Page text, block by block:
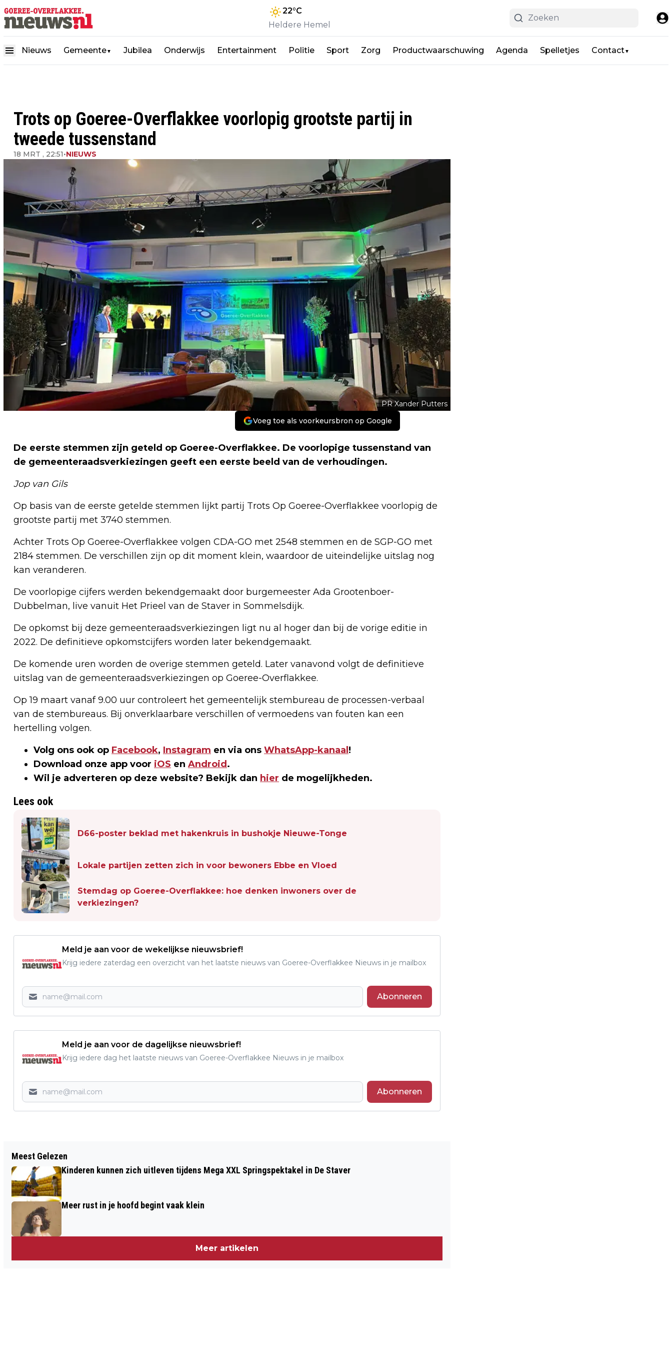
22°C
Heldere Hemel
Nieuws Gemeente▼ Jubilea Onderwijs Entertainment Politie Sport Zorg Productwaarschuwing Agenda Spelletjes Contact▼
Trots op Goeree-Overflakkee voorlopig grootste partij in
tweede tussenstand
18 MRT , 22:51•NIEUWS
PR Xander Putters
Voeg toe als voorkeursbron op Google
De eerste stemmen zijn geteld op Goeree-Overflakkee. De voorlopige tussenstand van
de gemeenteraadsverkiezingen geeft een eerste beeld van de verhoudingen.
Jop van Gils
Op basis van de eerste getelde stemmen lijkt partij Trots Op Goeree-Overflakkee voorlopig de
grootste partij met 3740 stemmen.
Achter Trots Op Goeree-Overflakkee volgen CDA-GO met 2548 stemmen en de SGP-GO met
2184 stemmen. De verschillen zijn op dit moment klein, waardoor de uiteindelijke uitslag nog
kan veranderen.
De voorlopige cijfers werden bekendgemaakt door burgemeester Ada Grootenboer-
Dubbelman, live vanuit Het Prieel van de Staver in Sommelsdijk.
De opkomst bij deze gemeenteraadsverkiezingen ligt nu al hoger dan bij de vorige editie in
2022. De definitieve opkomstcijfers worden later bekendgemaakt.
De komende uren worden de overige stemmen geteld. Later vanavond volgt de definitieve
uitslag van de gemeenteraadsverkiezingen op Goeree-Overflakkee.
Op 19 maart vanaf 9.00 uur controleert het gemeentelijk stembureau de processen-verbaal
van de stembureaus. Bij onverklaarbare verschillen of vermoedens van fouten kan een
hertelling volgen.
Volg ons ook op Facebook, Instagram en via ons WhatsApp-kanaal !
Download onze app voor iOS en Android .
Wil je adverteren op deze website? Bekijk dan hier de mogelijkheden.
Lees ook
D66-poster beklad met hakenkruis in bushokje Nieuwe-Tonge
Lokale partijen zetten zich in voor bewoners Ebbe en Vloed
Stemdag op Goeree-Overflakkee: hoe denken inwoners over de
verkiezingen?
Meld je aan voor de wekelijkse nieuwsbrief!
Krijg iedere zaterdag een overzicht van het laatste nieuws van Goeree-Overflakkee Nieuws in je mailbox
Abonneren
Meld je aan voor de dagelijkse nieuwsbrief!
Krijg iedere dag het laatste nieuws van Goeree-Overflakkee Nieuws in je mailbox
Abonneren
WINNAAR DR. PAUL VAN DER VELDEN
PRIJS BEKENDGEMAAKT
GEMEENTERAADSVERKIEZINGEN, SGP
Meest Gelezen
Kinderen kunnen zich uitleven tijdens Mega XXL Springspektakel in De Staver
Meer rust in je hoofd begint vaak klein
Meer artikelen